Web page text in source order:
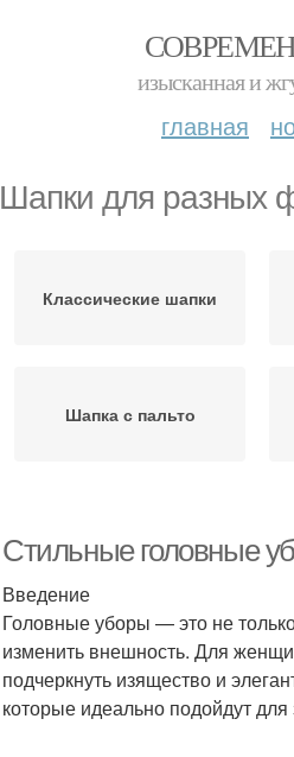
изысканная и
главная
Шапки для разных
Классические шапки
Шапка с пальто
Стильные головные
Введение
Головные уборы — это не
изменить внешность. Для
подчеркнуть изящество и
которые идеально подойдут